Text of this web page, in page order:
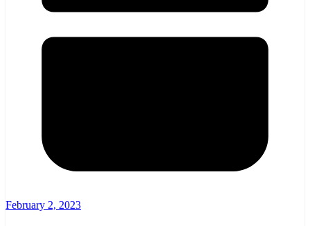
February 2, 2023